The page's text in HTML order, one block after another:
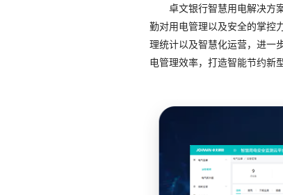
卓文银行智慧用电解决方
勤对用电管理以及安全的掌控
理统计以及智慧化运营，进一
电管理效率，打造智能节约新